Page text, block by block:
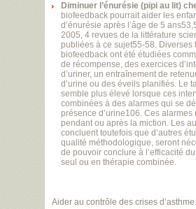
Diminuer l’énurésie (pipi au lit)
biofeedback pourrait aider les
d’énurésie après l’âge de 5
2005, 4 revues de la littérature
publiées à ce sujet55-58. Diverses
biofeedback ont été étudiées
de récompense, des exercices
d’uriner, un entraînement de
d’urine ou des éveils planifiés. Le
semble plus élevé lorsque ces
combinées à des alarmes qui se
présence d’urine106. Ces alarmes
pendant ou après la miction. Les
concluent toutefois que d’autres
qualité méthodologique, seront
de pouvoir conclure à l’efficacité
seul ou en thérapie combinée.
Aider au contrôle des crises